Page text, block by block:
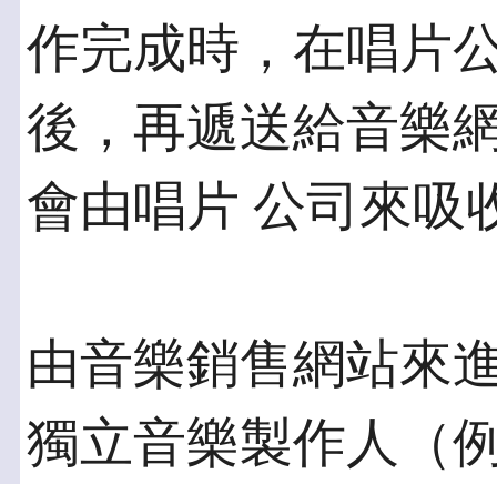
作完成時，在唱片
後，再遞送給音樂
會由唱片 公司來吸
由音樂銷售網站來
獨立音樂製作人（